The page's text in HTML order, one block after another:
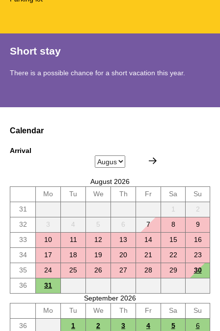
Short stay
There is a possible chance for a short vacation this year.
Calendar
Arrival
August 2026
Mo
Tu We Th Fr Sa
Su
31
1
2
32
3 4 5 6 7 8
9
33
10 11 12 13 14 15
16
34
17 18 19 20 21 22
23
35
24 25 26 27 28 29
30
36
31
September 2026
Mo
Tu We Th Fr Sa
Su
36
1 2 3 4 5
6